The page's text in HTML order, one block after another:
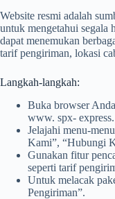
Website resmi adalah
untuk mengetahui segala
dapat menemukan
tarif pengiriman, lokasi
Langkah-langkah:
Buka browser
www. spx-
Jelajahi menu-
Kami”, “Hubungi
Gunakan fitur
seperti tarif
Untuk melacak
Pengiriman”.